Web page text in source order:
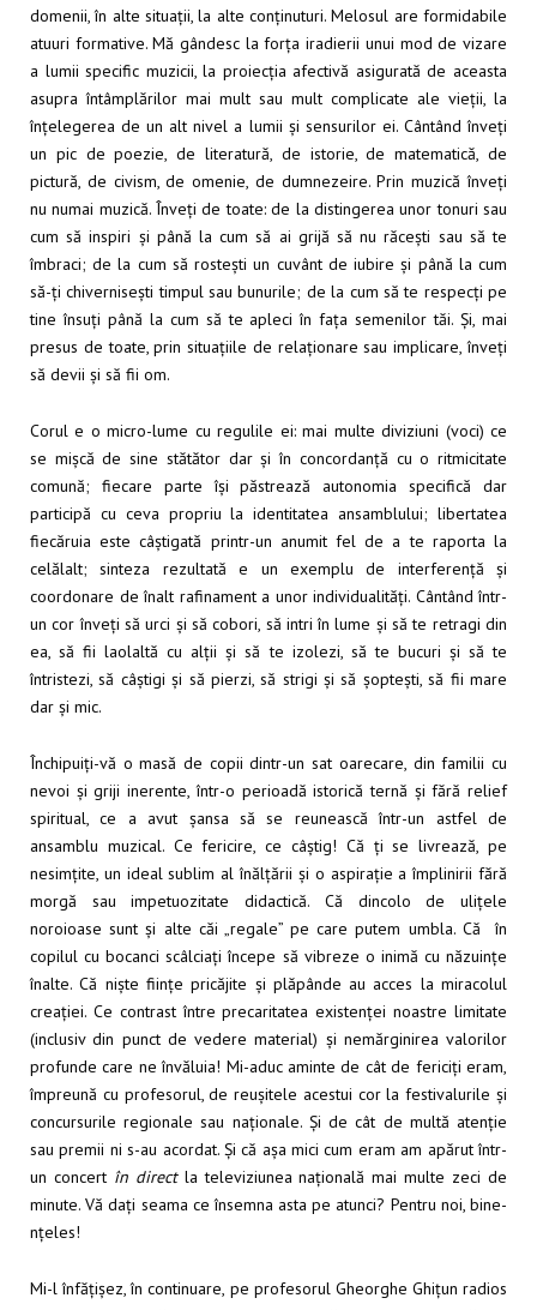
domenii, în alte situații, la alte conținuturi. Melosul are formidabile
atuuri formative. Mă gândesc la forța iradierii unui mod de vizare
a lumii specific muzicii, la proiecția afectivă asigurată de aceasta
asupra întâmplărilor mai mult sau mult complicate ale vieții, la
înțelegerea de un alt nivel a lumii și sensurilor ei. Cântând înveți
un pic de poezie, de literatură, de istorie, de matematică, de
pictură, de civism, de omenie, de dumnezeire. Prin muzică înveți
nu numai muzică. Înveți de toate: de la distingerea unor tonuri sau
cum să inspiri și până la cum să ai grijă să nu răcești sau să te
îmbraci; de la cum să rostești un cuvânt de iubire și până la cum
să-ți chivernisești timpul sau bunurile; de la cum să te respecți pe
tine însuți până la cum să te apleci în fața semenilor tăi. Și, mai
presus de toate, prin situațiile de relaționare sau implicare, înveți
să devii și să fii om.
Corul e o micro-lume cu regulile ei: mai multe diviziuni (voci) ce
se mișcă de sine stătător dar și în concordanță cu o ritmicitate
comună; fiecare parte își păstrează autonomia specifică dar
participă cu ceva propriu la identitatea ansamblului; libertatea
fiecăruia este câștigată printr-un anumit fel de a te raporta la
celălalt; sinteza rezultată e un exemplu de interferență și
coordonare de înalt rafinament a unor individualități. Cântând într-
un cor înveți să urci și să cobori, să intri în lume și să te retragi din
ea, să fii laolaltă cu alții și să te izolezi, să te bucuri și să te
întristezi, să câștigi și să pierzi, să strigi și să șoptești, să fii mare
dar și mic.
Închipuiți-vă o masă de copii dintr-un sat oarecare, din familii cu
nevoi și griji inerente, într-o perioadă istorică ternă și fără relief
spiritual, ce a avut șansa să se reunească într-un astfel de
ansamblu muzical. Ce fericire, ce câștig! Că ți se livrează, pe
nesimțite, un ideal sublim al înălțării și o aspirație a împlinirii fără
morgă sau impetuozitate didactică. Că dincolo de ulițele
noroioase sunt și alte căi „regale” pe care putem umbla. Că în
copilul cu bocanci scâlciați începe să vibreze o inimă cu năzuințe
înalte. Că niște ființe pricăjite și plăpânde au acces la miracolul
creației. Ce contrast între precaritatea existenței noastre limitate
(inclusiv din punct de vedere material) și nemărginirea valorilor
profunde care ne învăluia! Mi-aduc aminte de cât de fericiți eram,
împreună cu profesorul, de reușitele acestui cor la festivalurile și
concursurile regionale sau naționale. Și de cât de multă atenție
sau premii ni s-au acordat. Și că așa mici cum eram am apărut într-
un concert în direct la televiziunea națională mai multe zeci de
minute. Vă dați seama ce însemna asta pe atunci? Pentru noi, bine-
nțeles!
Mi-l înfățișez, în continuare, pe profesorul Gheorghe Ghițun radios